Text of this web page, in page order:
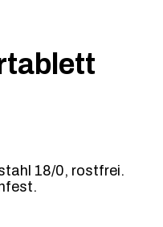
18/0, rostfrei.